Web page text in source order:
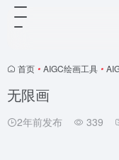
首页 • AIGC绘画工具 •
无限画
2年前发布 339